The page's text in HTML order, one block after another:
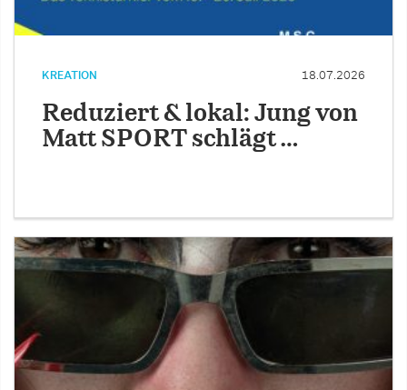
KREATION 18.07.2026
Reduziert & lokal: Jung von
Matt SPORT schlägt …